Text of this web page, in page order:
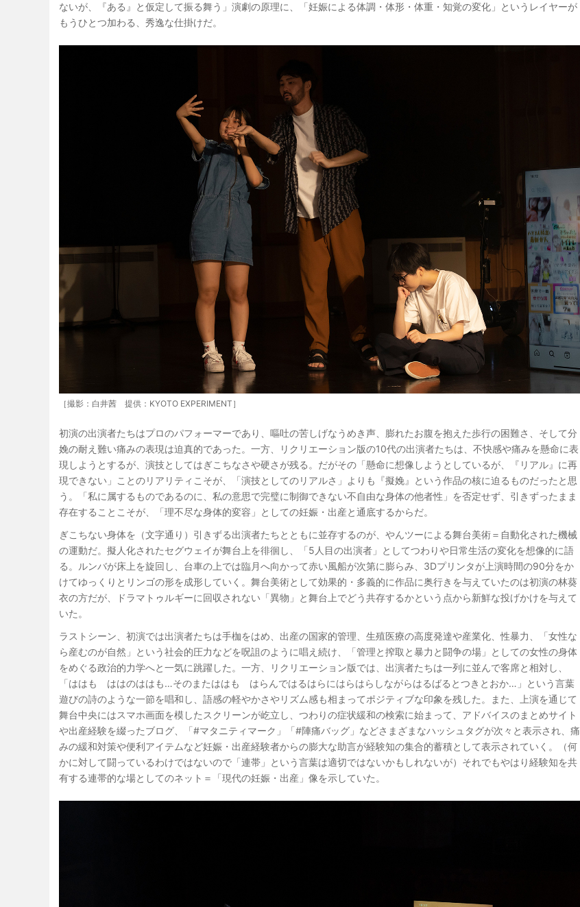
ないが、『ある』と仮定して振る舞う」演劇の原理に、「妊娠による体調・体形・体重・知覚の変化」というレイヤーが
もうひとつ加わる、秀逸な仕掛けだ。
［撮影：白井茜 提供：KYOTO EXPERIMENT］
初演の出演者たちはプロのパフォーマーであり、嘔吐の苦しげなうめき声、膨れたお腹を抱えた歩行の困難さ、そして分
娩の耐え難い痛みの表現は迫真的であった。一方、リクリエーション版の10代の出演者たちは、不快感や痛みを懸命に表
現しようとするが、演技としてはぎこちなさや硬さが残る。だがその「懸命に想像しようとしているが、『リアル』に再
現できない」ことのリアリティこそが、「演技としてのリアルさ」よりも『擬娩』という作品の核に迫るものだったと思
う。「私に属するものであるのに、私の意思で完璧に制御できない不自由な身体の他者性」を否定せず、引きずったまま
存在することこそが、「理不尽な身体的変容」としての妊娠・出産と通底するからだ。
ぎこちない身体を（文字通り）引きずる出演者たちとともに並存するのが、やんツーによる舞台美術＝自動化された機械
の運動だ。擬人化されたセグウェイが舞台上を徘徊し、「5人目の出演者」としてつわりや日常生活の変化を想像的に語
る。ルンバが床上を旋回し、台車の上では臨月へ向かって赤い風船が次第に膨らみ、3Dプリンタが上演時間の90分をか
けてゆっくりとリンゴの形を成形していく。舞台美術として効果的・多義的に作品に奥行きを与えていたのは初演の林葵
衣の方だが、ドラマトゥルギーに回収されない「異物」と舞台上でどう共存するかという点から新鮮な投げかけを与えて
いた。
ラストシーン、初演では出演者たちは手枷をはめ、出産の国家的管理、生殖医療の高度発達や産業化、性暴力、「女性な
ら産むのが自然」という社会的圧力などを呪詛のように唱え続け、「管理と搾取と暴力と闘争の場」としての女性の身体
をめぐる政治的力学へと一気に跳躍した。一方、リクリエーション版では、出演者たちは一列に並んで客席と相対し、
「ははも ははのははも…そのまたははも はらんではるはらにはらはらしながらはるばるとつきとおか…」という言葉
遊びの詩のような一節を唱和し、語感の軽やかさやリズム感も相まってポジティブな印象を残した。また、上演を通じて
舞台中央にはスマホ画面を模したスクリーンが屹立し、つわりの症状緩和の検索に始まって、アドバイスのまとめサイト
や出産経験を綴ったブログ、「#マタニティマーク」「#陣痛バッグ」などさまざまなハッシュタグが次々と表示され、痛
みの緩和対策や便利アイテムなど妊娠・出産経験者からの膨大な助言が経験知の集合的蓄積として表示されていく。（何
かに対して闘っているわけではないので「連帯」という言葉は適切ではないかもしれないが）それでもやはり経験知を共
有する連帯的な場としてのネット＝「現代の妊娠・出産」像を示していた。